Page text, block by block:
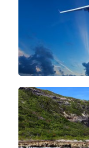
De plus, du 16/12/
suivi personnalisé
animations
En 2026-2027 :
Concept
Mise en place du
gérées directement
De plus, du 16/12/
apportera son
proposera des